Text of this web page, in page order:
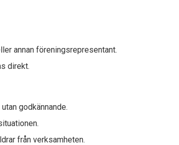
annan föreningsrepresentant.
direkt.
godkännande.
från verksamheten.